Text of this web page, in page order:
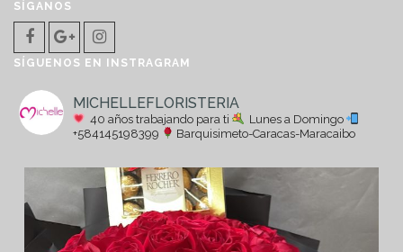
SÍGANOS
SÍGUENOS EN INSTRAGRAM
MICHELLEFLORISTERIA
40 años trabajando para ti
Lunes a Domingo
+584145198399
Barquisimeto-Caracas-Maracaibo